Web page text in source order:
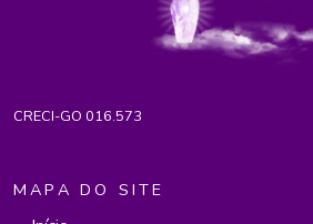
CRECI-GO 016.573
MAPA DO SITE